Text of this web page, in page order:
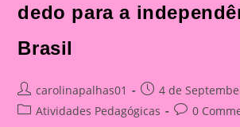
dedo para a
Brasil
Post
author:
carolinapalhas01
Post
published:
4 de
PostAtividades Pedagógicas
Post0